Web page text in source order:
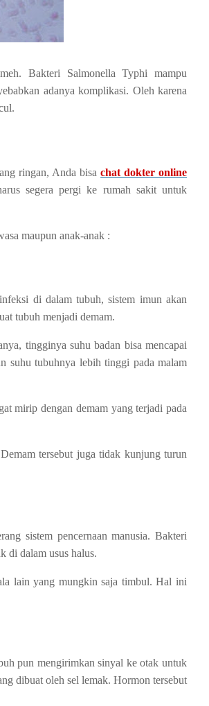
Bakteri Salmonella Typhi mampu
adanya komplikasi. Oleh karena
ringan, Anda bisachat dokter online
segera pergi ke rumah sakit untuk
maupun anak-anak :
di dalam tubuh, sistem imun akan
tubuh menjadi demam.
tingginya suhu badan bisa mencapai
suhu tubuhnya lebih tinggi pada malam
mirip dengan demam yang terjadi pada
tersebut juga tidak kunjung turun
sistem pencernaan manusia. Bakteri
di dalam usus halus.
lain yang mungkin saja timbul. Hal ini
pun mengirimkan sinyal ke otak untuk
dibuat oleh sel lemak. Hormon tersebut